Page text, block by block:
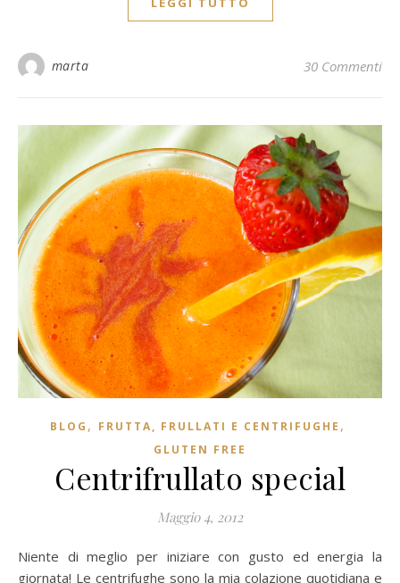
marta 30 Commenti
BLOG , FRUTTA, FRULLATI E CENTRIFUGHE ,
GLUTEN FREE
Centrifrullato special
Maggio 4, 2012
Niente di meglio per iniziare con gusto ed energia la
giornata! Le centrifughe sono la mia colazione quotidiana e